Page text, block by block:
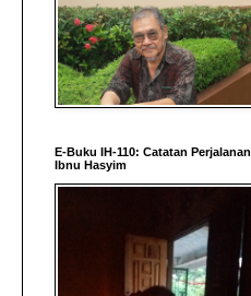
E-Buku IH-110: Catatan Perjalanan
Ibnu Hasyim